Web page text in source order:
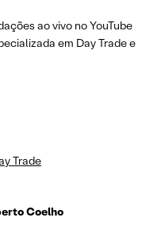
ao vivo no YouTube
em Day Trade e
Trade
Coelho